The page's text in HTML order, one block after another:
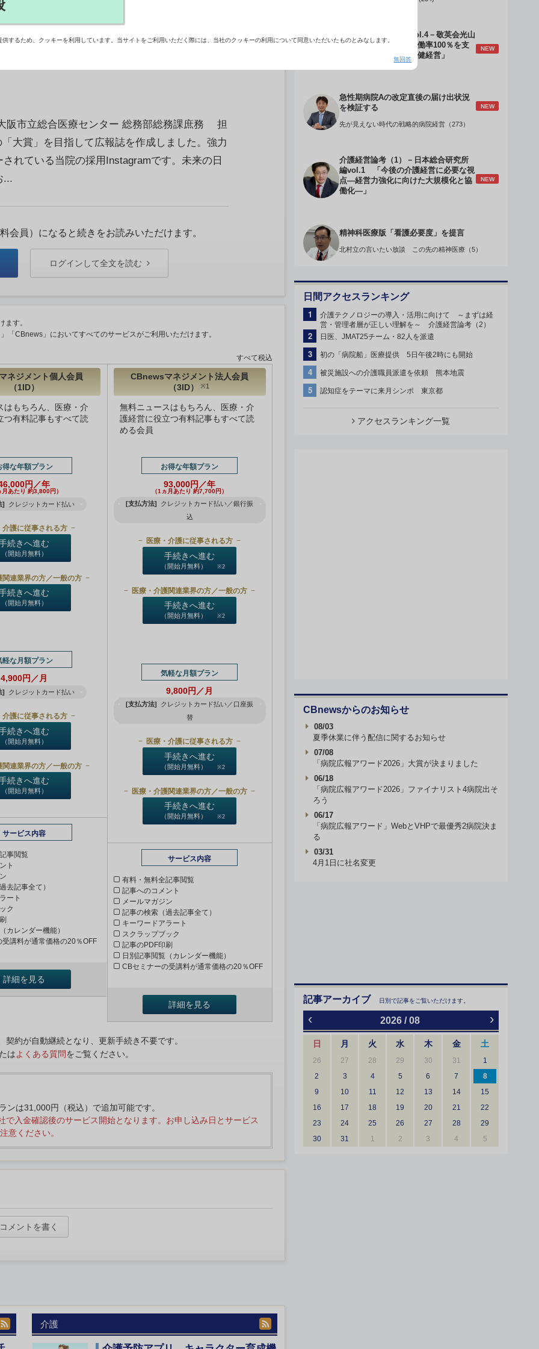
ル（東京ビッグサイト）に向け、エントリー者
市立総合医療センター 総務部総務課庶務 担
賞」を目指して広報誌を作成しました。強力
れている当院の採用Instagramです。未来の日
...
会員）になると続きをお読みいただけます。
ログインして全文を読む
す。
CBnews」においてすべてのサービスがご利用いただけます。
すべて税込
ネジメント個人会員
（1ID）
はもちろん、医療・介
つ有料記事もすべて読
得な年額プラン
円／年
月あたり 約3,800円）
] クレジットカード払い
介護に従事される方
続きへ進む
（開始月無料）
関連業界の方／一般の方
続きへ進む
（開始月無料）
軽な月額プラン
4,900円／月
] クレジットカード払い
介護に従事される方
続きへ進む
（開始月無料）
関連業界の方／一般の方
続きへ進む
（開始月無料）
サービス内容
事閲覧
ト
去記事全て）
ート
ク
カレンダー機能）
受講料が通常価格の20％OFF
詳細を見る
CBnewsマネジメント法人会員
（3ID）
※1
無料ニュースはもちろん、医療・介
護経営に役立つ有料記事もすべて読
める会員
お得な年額プラン
93,000円／年
（1ヵ月あたり 約7,700円）
[支払方法]
クレジットカード払い／銀行振
込
医療・介護に従事される方
手続きへ進む
（開始月無料） ※2
医療・介護関連業界の方／一般の方
手続きへ進む
（開始月無料） ※2
気軽な月額プラン
9,800円／月
[支払方法]
クレジットカード払い／口座振
替
医療・介護に従事される方
手続きへ進む
（開始月無料） ※2
医療・介護関連業界の方／一般の方
手続きへ進む
（開始月無料） ※2
サービス内容
有料・無料全記事閲覧
記事へのコメント
メールマガジン
記事の検索（過去記事全て）
キーワードアラート
スクラップブック
記事のPDF印刷
日別記事閲覧（カレンダー機能）
CBセミナーの受講料が通常価格の20％OFF
詳細を見る
約が自動継続となり、更新手続き不要です。
はよくある質問をご覧ください。
は31,000円（税込）で追加可能です。
入金確認後のサービス開始となります。お申し込み日とサービス
意ください。
コメントを書く
介護
介護経営のデザインVol.4－敬英会光山
誠理事長 「驚異の稼働率100％を支
える『顧客目線』の老健経営」
NEW
急性期病院Aの改定直後の届け出状況
を検証する
NEW
先が見えない時代の戦略的病院経営（273）
介護経営論考（1）－日本総合研究所
編vol.1 「今後の介護経営に必要な視
点―経営力強化に向けた大規模化と協
働化―」
NEW
精神科医療版「看護必要度」を提言
北村立の言いたい放談 この先の精神医療（5）
日間アクセスランキング
1
介護テクノロジーの導入・活用に向けて ～まずは経
営・管理者層が正しい理解を～ 介護経営論考（2）
2 日医、JMAT25チーム・82人を派遣
3 初の「病院船」医療提供 5日午後2時にも開始
4 被災施設への介護職員派遣を依頼 熊本地震
5 認知症をテーマに来月シンポ 東京都
アクセスランキング一覧
CBnewsからのお知らせ
08/03
夏季休業に伴う配信に関するお知らせ
07/08
「病院広報アワード2026」大賞が決まりました
06/18
「病院広報アワード2026」ファイナリスト4病院出そ
ろう
06/17
「病院広報アワード」WebとVHPで最優秀2病院決ま
る
03/31
4月1日に社名変更
記事アーカイブ 日別で記事をご覧いただけます。
‹ 2026 / 08 ›
日 月 火 水 木 金 土
26 27 28 29 30 31
1
2
3 4 5 6 7
8
9
10 11 12 13 14
15
16
17 18 19 20 21
22
23
24 25 26 27 28
29
30
31 1 2 3 4 5
するため、クッキーを利用しています。当サイトをご利用いただく際には、当社のクッキーの利用について同意いただいたものとみなします。
無回答